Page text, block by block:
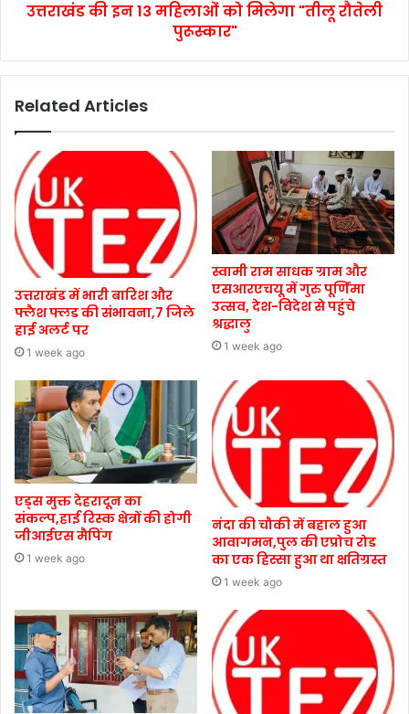
उत्तराखंड की इन 13 महिलाओं को मिलेगा "तीलू रौतेली
पुरूस्कार"
Related Articles
उत्तराखंड में भारी बारिश और
फ्लैश फ्लड की संभावना,7 जिले
हाई अलर्ट पर
1 week ago
स्वामी राम साधक ग्राम और
एसआरएचयू में गुरु पूर्णिमा
उत्सव, देश-विदेश से पहुंचे
श्रद्धालु
1 week ago
एड्स मुक्त देहरादून का
संकल्प,हाई रिस्क क्षेत्रों की होगी
जीआईएस मैपिंग
1 week ago
नंदा की चौकी में बहाल हुआ
आवागमन,पुल की एप्रोच रोड
का एक हिस्सा हुआ था क्षतिग्रस्त
1 week ago